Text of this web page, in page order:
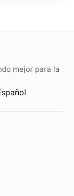
mejor para la